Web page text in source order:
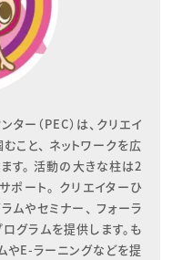
ター（PEC）は、クリエイ
こと、 ネットワークを広
す。 活動の大きな柱は2
ポート。 クリエイターひ
ムやセミナー、 フォーラ
グラムを提供します。も
やE-ラーニングなどを提